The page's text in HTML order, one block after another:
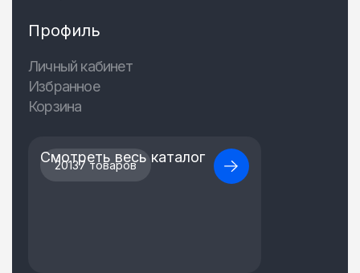
Профиль
Личный кабинет
Избранное
Корзина
20137 товаров
Смотреть весь каталог